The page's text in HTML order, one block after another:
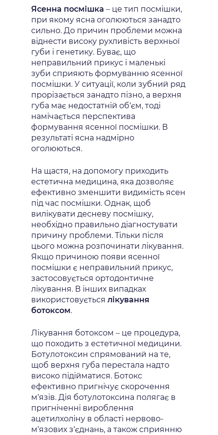
Ясенна посмішка – це тип посмішки,
при якому ясна оголюються занадто
сильно. До причин проблеми можна
віднести високу рухливість верхньої
губи і генетику. Буває, що
неправильний прикус і маленькі
зуби сприяють формуванню ясенної
посмішки. У ситуації, коли зубний ряд
прорізається занадто пізно, а верхня
губа має недостатній об’єм, тоді
намічається перспектива
формування ясенної посмішки. В
результаті ясна надмірно
оголюються.
На щастя, на допомогу приходить
естетична медицина, яка дозволяє
ефективно зменшити видимість ясен
під час посмішки. Однак, щоб
вилікувати десневу посмішку,
необхідно правильно діагностувати
причину проблеми. Тільки після
цього можна розпочинати лікування.
Якщо причиною появи ясенної
посмішки є неправильний прикус,
застосовується ортодонтичне
лікування. В інших випадках
використовуєтьсялікування
ботоксом.
Лікування ботоксом – це процедура,
що походить з естетичної медицини.
Ботулотоксин спрямований на те,
щоб верхня губа перестала надто
високо підійматися. Ботокс
ефективно пригнічує скорочення
м’язів. Дія ботулотоксина полягає в
пригніченні вироблення
ацетилхоліну в області нервово-
м’язових з’єднань, а також сприянню